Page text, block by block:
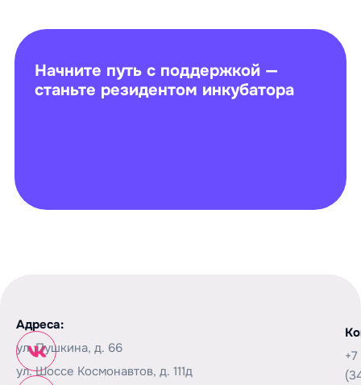
Начните путь с поддержкой —
станьте резидентом инкубатора
Адреса:
ул. Пушкина, д. 66
ул. Шоссе Космонавтов, д. 111д
+7